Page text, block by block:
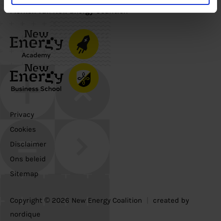
Merken van New Energy Coalition
Copyright © 2026 New Energy Coalition
created by
nordique
Privacy
Cookies
Disclaimer
Ons beleid
Sitemap